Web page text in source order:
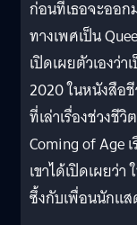
ก่อนที่เธอจะออก
ทางเพศเป็น
เปิดเผยตัวเองว่
2020 ในหนังสือชี
ที่เล่าเรื่องช่วงชี
Coming of Age
เขาได้เปิดเผยว่
ซึ้งกับเพื่อนนักแ